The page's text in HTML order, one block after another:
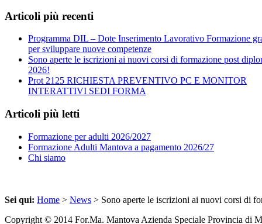
Articoli più recenti
Programma DIL – Dote Inserimento Lavorativo Formazione
per sviluppare nuove competenze
Sono aperte le iscrizioni ai nuovi corsi di formazione post
2026!
Prot 2125 RICHIESTA PREVENTIVO PC E MONITOR
INTERATTIVI SEDI FORMA
Articoli più letti
Formazione per adulti 2026/2027
Formazione Adulti Mantova a pagamento 2026/27
Chi siamo
Sei qui: Home > News > Sono aperte le iscrizioni ai nuovi corsi di
Copyright © 2014 For.Ma. Mantova Azienda Speciale Provincia di